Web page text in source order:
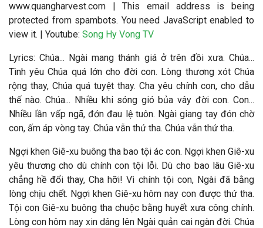
www.quangharvest.com |This email address is being
protected from spambots. You need JavaScript enabled to
view it. | Youtube: Song Hy Vong TV
Lyrics: Chúa... Ngài mang thánh giá ở trên đồi xưa. Chúa...
Tình yêu Chúa quá lớn cho đời con. Lòng thương xót Chúa
rộng thay, Chúa quá tuyệt thay. Cha yêu chính con, cho dẫu
thế nào. Chúa... Nhiều khi sóng gió bủa vây đời con. Con...
Nhiều lần vấp ngã, đớn đau lệ tuôn. Ngài giang tay đón chờ
con, ấm áp vòng tay. Chúa vẫn thứ tha. Chúa vẫn thứ tha.
Ngợi khen Giê-xu buông tha bao tội ác con. Ngợi khen Giê-xu
yêu thương cho dù chính con tội lỗi. Dù cho bao lâu Giê-xu
chẳng hề đổi thay, Cha hỡi! Vì chính tội con, Ngài đã bằng
lòng chịu chết. Ngợi khen Giê-xu hôm nay con được thứ tha.
Tội con Giê-xu buông tha chuộc bằng huyết xưa công chính.
Lòng con hôm nay xin dâng lên Ngài quản cai ngàn đời. Chúa